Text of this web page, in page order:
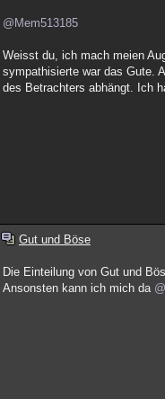
@Mem513185
Weisst du, ich mach meien
sympathisierte war das Gute.
des Betrachters abhängt. Ich
Gut und Böse
Die Einteilung von Gut und
Ansonsten kann ich mich da